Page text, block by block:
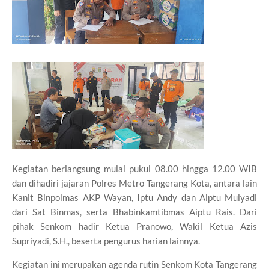
Kegiatan berlangsung mulai pukul 08.00 hingga 12.00 WIB
dan dihadiri jajaran Polres Metro Tangerang Kota, antara lain
Kanit Binpolmas AKP Wayan, Iptu Andy dan Aiptu Mulyadi
dari Sat Binmas, serta Bhabinkamtibmas Aiptu Rais. Dari
pihak Senkom hadir Ketua Pranowo, Wakil Ketua Azis
Supriyadi, S.H., beserta pengurus harian lainnya.
Kegiatan ini merupakan agenda rutin Senkom Kota Tangerang